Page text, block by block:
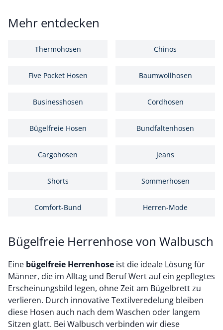
Mehr entdecken
Thermohosen Chinos
Five Pocket Hosen Baumwollhosen
Businesshosen Cordhosen
Bügelfreie Hosen Bundfaltenhosen
Cargohosen Jeans
Shorts Sommerhosen
Comfort-Bund Herren-Mode
Bügelfreie Herrenhose von Walbusch
Eine bügelfreie Herrenhose
Männer, die im Alltag und Beruf Wert auf ein gepflegtes
Erscheinungsbild legen, ohne Zeit am Bügelbrett zu
verlieren. Durch innovative Textilveredelung bleiben
diese Hosen auch nach dem Waschen oder langem
Sitzen glatt. Bei Walbusch verbinden wir diese